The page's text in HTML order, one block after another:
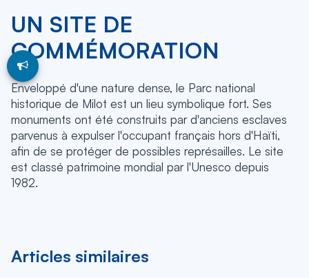
UN SITE DE
COMMÉMORATION
Enveloppé d'une nature dense, le Parc national
historique de Milot est un lieu symbolique fort. Ses
monuments ont été construits par d'anciens esclaves
parvenus à expulser l'occupant français hors d'Haïti,
afin de se protéger de possibles représailles. Le site
est classé patrimoine mondial par l'Unesco depuis
1982.
Articles similaires